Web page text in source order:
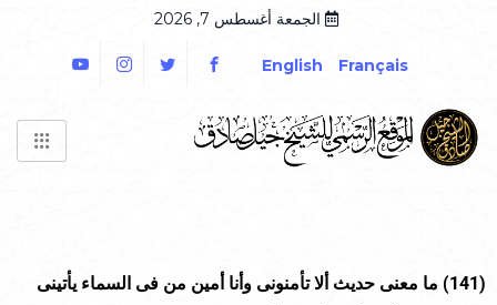
الجمعة أغسطس 7, 2026
Français
English
(141)
ما معنى حديث ألا تأمنونى وأنا أمين من فى السماء يأتينى